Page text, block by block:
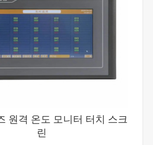
원격 온도 모니터 터치 스크
린